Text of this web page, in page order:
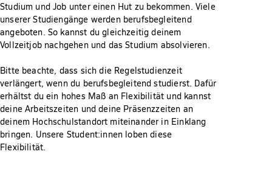
Studium und Job unter einen Hut zu bekommen. Viele
unserer Studiengänge werden berufsbegleitend
angeboten. So kannst du gleichzeitig deinem
Vollzeitjob nachgehen und das Studium absolvieren.
Bitte beachte, dass sich die Regelstudienzeit
verlängert, wenn du berufsbegleitend studierst. Dafür
erhältst du ein hohes Maß an Flexibilität und kannst
deine Arbeitszeiten und deine Präsenzzeiten an
deinem Hochschulstandort miteinander in Einklang
bringen. Unsere Student:innen loben diese
Flexibilität.